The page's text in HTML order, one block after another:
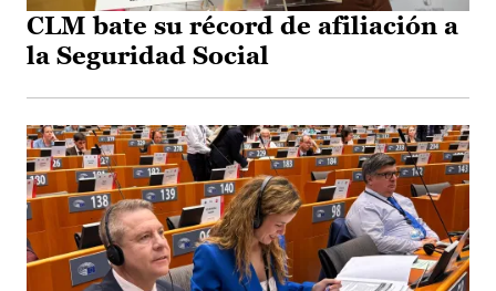
CLM bate su récord de afiliación a
la Seguridad Social